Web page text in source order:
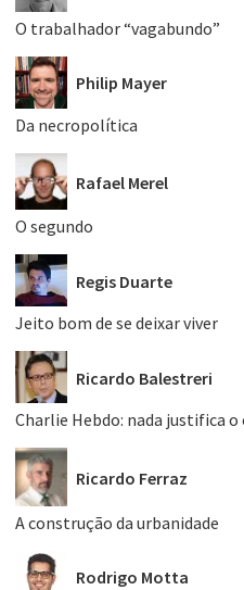
O trabalhador “vagabundo”
Philip Mayer
Da necropolítica
Rafael Merel
O segundo
Regis Duarte
Jeito bom de se deixar viver
Ricardo Balestreri
Charlie Hebdo: nada justifica
Ricardo Ferraz
A construção da urbanidade
Rodrigo Motta